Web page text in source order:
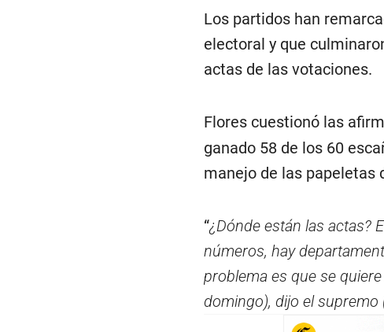
Los partidos han
electoral y que
actas de las votaciones.
Flores cuestionó las
ganado 58 de los 60
manejo de las papeletas
“¿Dónde están las actas?
números, hay
problema es que se
domingo), dijo el supremo